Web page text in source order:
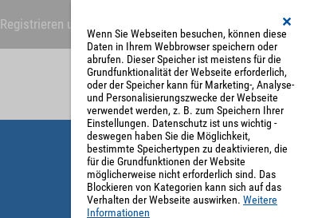
Registrieren und Angebot abgeben Mein Account
Wenn Sie Webseiten besuchen, können diese
Daten in Ihrem Webbrowser speichern oder
abrufen. Dieser Speicher ist meistens für die
Grundfunktionalität der Webseite erforderlich,
oder der Speicher kann für Marketing-, Analyse-
und Personalisierungszwecke der Webseite
verwendet werden, z. B. zum Speichern Ihrer
Einstellungen. Datenschutz ist uns wichtig -
deswegen haben Sie die Möglichkeit,
bestimmte Speichertypen zu deaktivieren, die
für die Grundfunktionen der Website
möglicherweise nicht erforderlich sind. Das
Blockieren von Kategorien kann sich auf das
Verhalten der Webseite auswirken. Weitere
Informationen